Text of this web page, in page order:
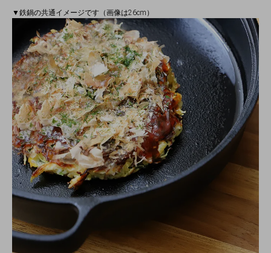
▼鉄鍋の共通イメージです（画像は26cm）